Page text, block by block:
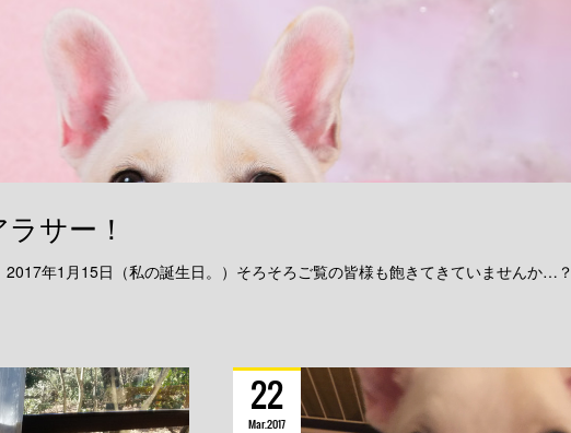
サー！
2017年1月15日（私の誕生日。）そろそろご覧の皆様も飽きてきていませんか…？
22
Mar2017